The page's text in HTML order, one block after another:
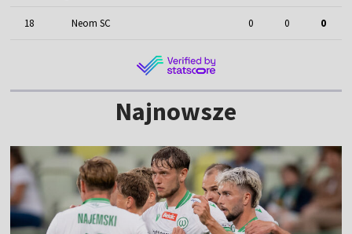
18 Neom SC 0 0 0
Najnowsze